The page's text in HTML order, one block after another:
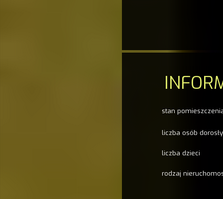
stan
liczba osób
liczba dzieci
rodzaj